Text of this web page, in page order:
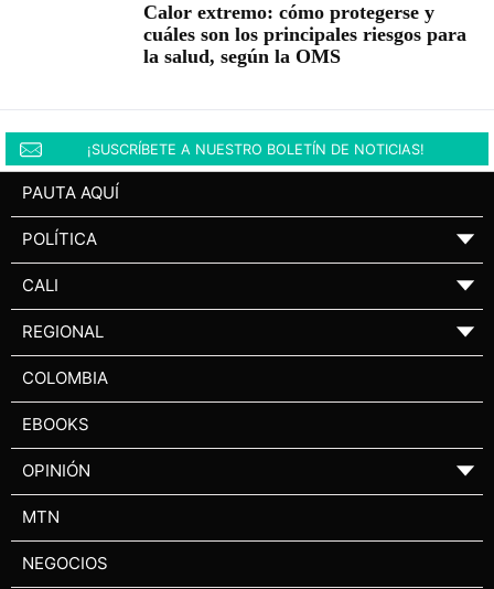
Calor extremo: cómo protegerse y
cuáles son los principales riesgos para
la salud, según la OMS
¡SUSCRÍBETE A NUESTRO BOLETÍN DE NOTICIAS!
PAUTA AQUÍ
POLÍTICA ▼
CALI ▼
REGIONAL ▼
COLOMBIA
EBOOKS
OPINIÓN ▼
MTN
NEGOCIOS